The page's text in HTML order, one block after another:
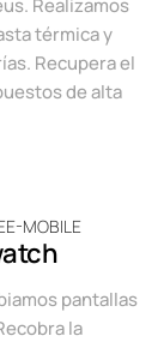
Realizamos
térmica y
Recupera el
de alta
pantallas
la